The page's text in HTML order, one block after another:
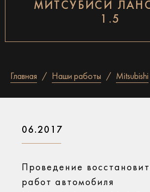
МИТСУБИСИ
1.5
Главная Наши работы Mitsubishi
06.2017
Проведение
работ автомобиля